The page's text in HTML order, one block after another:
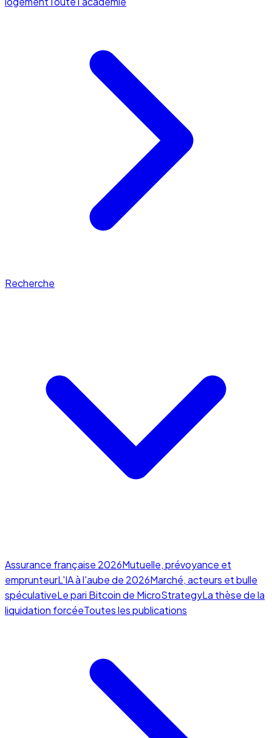
Recherche
Assurance française 2026Mutuelle, prévoyance et
emprunteurL'IA à l'aube de 2026Marché, acteurs et bulle
spéculativeLe pari Bitcoin de MicroStrategyLa thèse de la
liquidation forcéeToutes les publications